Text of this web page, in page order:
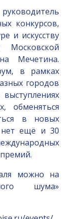
конкурсов,
и искусству
Мечетина.
в рамках
городов
обменяться
в новых
нет ещё и 30
можно на
шума»